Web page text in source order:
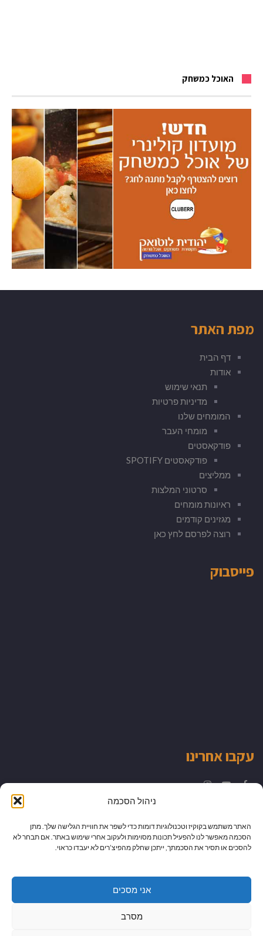
ניהול הסכמה
האתר משתמש בקוקיז וטכנולוגיות דומות כדי לשפר את חוויית הגלישה שלך. מתן
הסכמה מאפשר לנו להפעיל תכונות מסוימות ולעקוב אחרי שימוש באתר. אם תבחר לא
להסכים או תסיר את הסכמתך, ייתכן שחלק מהפיצ’רים לא יעבדו כראוי.
אני מסכים
מסרב
האוכל כמשחק
מפת האתר
דף הבית
אודות
תנאי שימוש
מדיניות פרטיות
המומחים שלנו
מומחי העבר
פודקאסטים
פודקאסטים SPOTIFY
ממליצים
סרטוני המלצות
ראיונות מומחים
מגזינים קודמים
רוצה לפרסם לחץ כאן
פייסבוק
עקבו אחרינו